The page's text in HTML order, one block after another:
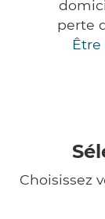
perte
Choisissez